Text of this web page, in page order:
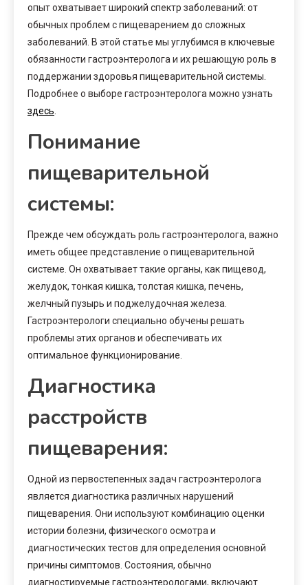
опыт охватывает широкий спектр заболеваний: от
обычных проблем с пищеварением до сложных
заболеваний. В этой статье мы углубимся в ключевые
обязанности гастроэнтеролога и их решающую роль в
поддержании здоровья пищеварительной системы.
Подробнее о выборе гастроэнтеролога можно узнать
здесь
Понимание
пищеварительной
системы:
Прежде чем обсуждать роль гастроэнтеролога, важно
иметь общее представление о пищеварительной
системе. Он охватывает такие органы, как пищевод,
желудок, тонкая кишка, толстая кишка, печень,
желчный пузырь и поджелудочная железа.
Гастроэнтерологи специально обучены решать
проблемы этих органов и обеспечивать их
оптимальное функционирование.
Диагностика
расстройств
пищеварения:
Одной из первостепенных задач гастроэнтеролога
является диагностика различных нарушений
пищеварения. Они используют комбинацию оценки
истории болезни, физического осмотра и
диагностических тестов для определения основной
причины симптомов. Состояния, обычно
диагностируемые гастроэнтерологами, включают